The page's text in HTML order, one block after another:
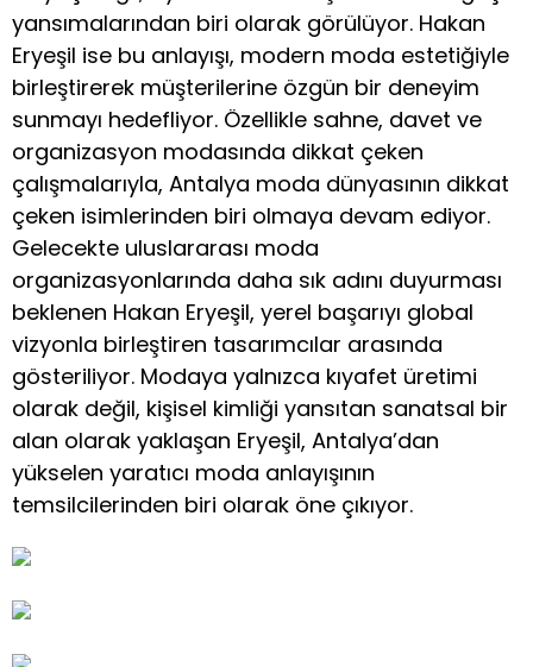
yansımalarından biri olarak görülüyor. Hakan
Eryeşil ise bu anlayışı, modern moda estetiğiyle
birleştirerek müşterilerine özgün bir deneyim
sunmayı hedefliyor. Özellikle sahne, davet ve
organizasyon modasında dikkat çeken
çalışmalarıyla, Antalya moda dünyasının dikkat
çeken isimlerinden biri olmaya devam ediyor.
Gelecekte uluslararası moda
organizasyonlarında daha sık adını duyurması
beklenen Hakan Eryeşil, yerel başarıyı global
vizyonla birleştiren tasarımcılar arasında
gösteriliyor. Modaya yalnızca kıyafet üretimi
olarak değil, kişisel kimliği yansıtan sanatsal bir
alan olarak yaklaşan Eryeşil, Antalya’dan
yükselen yaratıcı moda anlayışının
temsilcilerinden biri olarak öne çıkıyor.